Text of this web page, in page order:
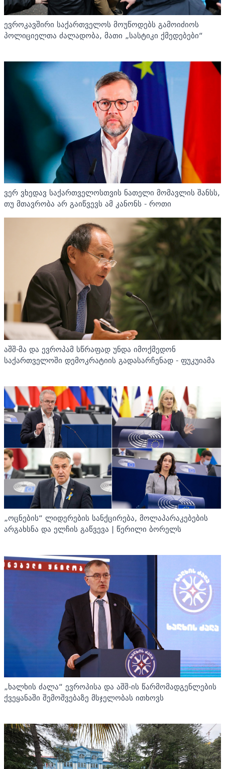
ევროკავშირი საქართველოს მოუწოდებს გამოიძიოს
პოლიციელთა ძალადობა, მათი „სასტიკი ქმედებები“
ვერ ვხედავ საქართველოსთვის ნათელი მომავლის შანსს,
თუ მთავრობა არ გაიწვევს ამ კანონს - როთი
აშშ-მა და ევროპამ სწრაფად უნდა იმოქმედონ
საქართველოში დემოკრატიის გადასარჩენად - ფუკუიამა
„ოცნების“ ლიდერების სანქცირება, მოლაპარაკებების
არგახსნა და ელჩის გაწვევა | წერილი ბორელს
„ხალხის ძალა“ ევროპისა და აშშ-ის წარმომადგენლების
ქვეყანაში შემოშვებაზე მსჯელობას ითხოვს